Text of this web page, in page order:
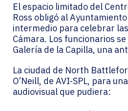
El espacio limitado del
Ross obligó al
intermedio para celebrar
Cámara. Los funcionarios
Galería de la Capilla, una
La ciudad de North
O’Neill, de AVI-SPL, para
audiovisual que pudiera: